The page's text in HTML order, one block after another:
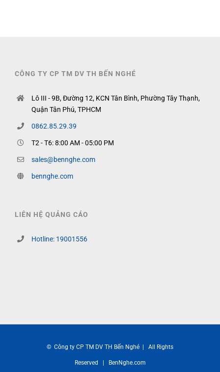
CÔNG TY CP TM DV TH BẾN NGHÉ
Lô III - 9B, Đường 12, KCN Tân Bình, Phường Tây Thạnh,
Quận Tân Phú, TPHCM
0862.85.29.39
T2 - T6: 8:00 AM - 05:00 PM
sales@bennghe.com
bennghe.com
LIÊN HỆ QUẢNG CÁO
Hotline: 19001556
© Công ty CP TM DV TH Bến Nghé | All Rights
Reserved | BenNghe.com